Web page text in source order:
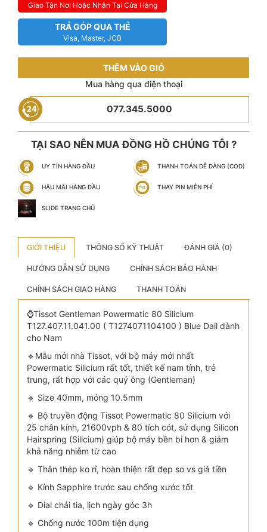
Giao Tận Nơi Hoặc Nhận Tại Cửa Hàng
TRẢ GÓP QUA THẺ
Visa, Master, JCB
THÊM VÀO GIỎ
Mua hàng qua điện thoại
077.345.5000
TẠI SAO NÊN MUA ĐỒNG HỒ CHÚNG TÔI ?
UY TÍN HÀNG ĐẦU THANH TOÁN DỄ DÀNG (COD)
HẬU MÃI HÀNG ĐẦU THAY PIN MIỄN PHÍ
SLIDE TRANG CHỦ
GIỚI THIỆU THÔNG SỐ KỸ THUẬT ĐÁNH GIÁ (0)
HƯỚNG DẪN SỬ DỤNG CHÍNH SÁCH BẢO HÀNH
CHÍNH SÁCH GIAO HÀNG THANH TOÁN
⌚️Tissot Gentleman Powermatic 80 Silicium
T127.407.11.041.00 ( T1274071104100 ) Blue Dail dành
cho Nam
🔹Mẫu mới nhà Tissot, với bộ máy mới nhất
Powermatic Silicium rất tốt, thiết kế nam tính, trẻ
trung, rất hợp với các quý ông (Gentleman)
🔹 Size 40mm, mỏng 10.5mm
🔹 Bộ truyền động Tissot Powermatic 80 Silicium với
25 chân kính, 21600vph & 80 tích cót, sử dụng Silicon
Hairspring (Silicium) giúp bộ máy bền bỉ hơn & giảm
khả năng nhiễm từ cao
🔹 Thân thép ko rỉ, hoàn thiện rất đẹp so vs giá tiền
🔹 Kính Sapphire trước sau chống xước tốt
🔹 Dial chải tia, lịch ngày góc 3h
🔹 Chống nước 100m tiện dụng